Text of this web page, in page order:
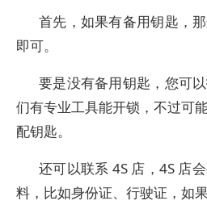
首先，如果有备用钥匙，
即可。
要是没有备用钥匙，您可
们有专业工具能开锁，不过可
配钥匙。
还可以联系 4S 店，4S 店
料，比如身份证、行驶证，如